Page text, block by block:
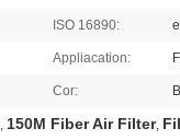
ISO 16890:
Appliacation:
Cor:
, 150M Fiber Air Filter,